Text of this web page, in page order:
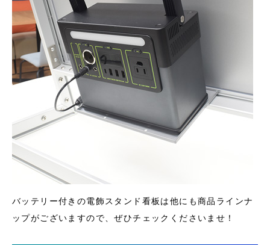
バッテリー付きの電飾スタンド看板は他にも商品ラインナ
ップがございますので、ぜひチェックくださいませ！